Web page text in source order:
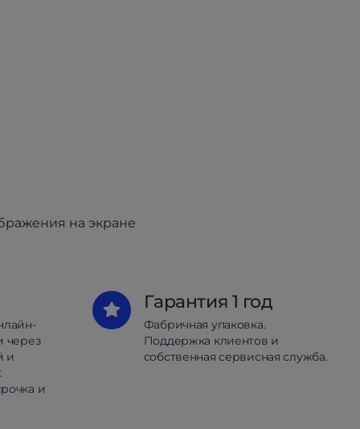
на экране
через
и
и
Гарантия 1 год
Фабричная упаковка.
Поддержка клиентов и
собственная сервисная служба.